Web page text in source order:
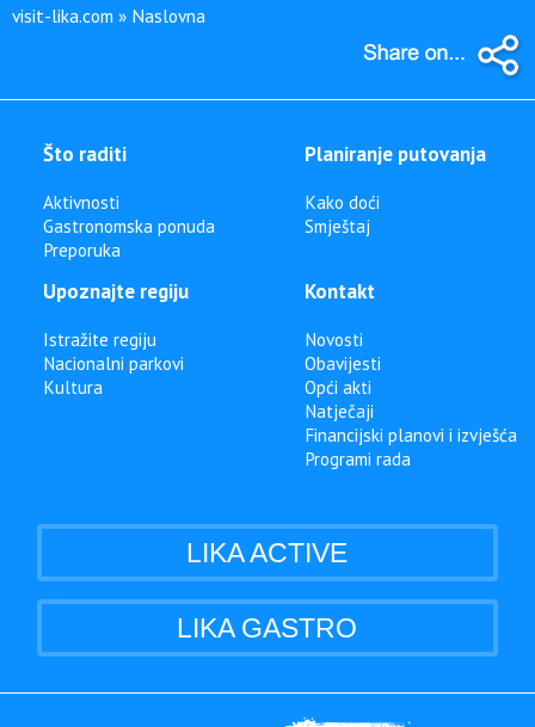
visit-lika.com » Naslovna
Što raditi
Aktivnosti
Gastronomska ponuda
Preporuka
Planiranje putovanja
Kako doći
Smještaj
Upoznajte regiju
Istražite regiju
Nacionalni parkovi
Kultura
Kontakt
Novosti
Obavijesti
Opći akti
Natječaji
Financijski planovi i izvješća
Programi rada
LIKA ACTIVE
LIKA GASTRO